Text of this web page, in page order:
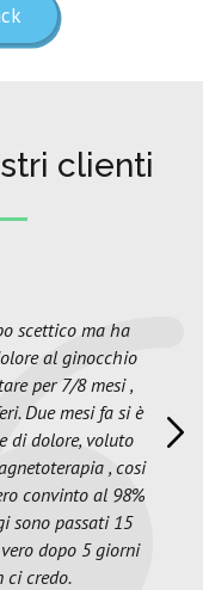
clienti
scettico ma ha
al ginocchio
per 7/8 mesi ,
Due mesi fa si è
di dolore, voluto
, cosi
convinto al 98%
sono passati 15
dopo 5 giorni
ci credo.